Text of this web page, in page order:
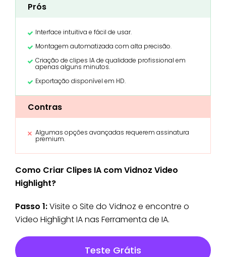
Prós
Interface intuitiva e fácil de usar.
Montagem automatizada com alta precisão.
Criação de clipes IA de qualidade profissional em
apenas alguns minutos.
Exportação disponível em HD.
Contras
Algumas opções avançadas requerem assinatura
premium.
Como Criar Clipes IA com Vidnoz Video
Highlight?
Passo 1:Visite o Site do Vidnoz e encontre o
Video Highlight IA nas Ferramenta de IA.
Teste Grátis